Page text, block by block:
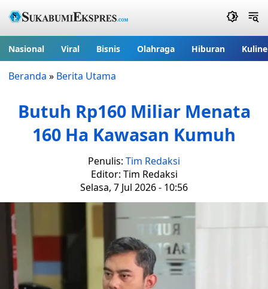
Nasional Viral Bisnis Olahraga Hiburan
Beranda » Berita Utama
Butuh Rp160 Miliar Menata
160 Ha Kawasan Kumuh
Penulis: Tim Redaksi
Editor: Tim Redaksi
Selasa, 7 Jul 2026 - 10:56